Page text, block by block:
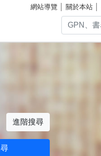
網站導覽 關於本站
進階搜尋